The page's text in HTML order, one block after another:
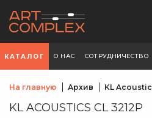
КАТАЛОГ О НАС СОТРУДНИЧЕСТВО
На главную Архив KL
KL ACOUSTICS CL 3212P